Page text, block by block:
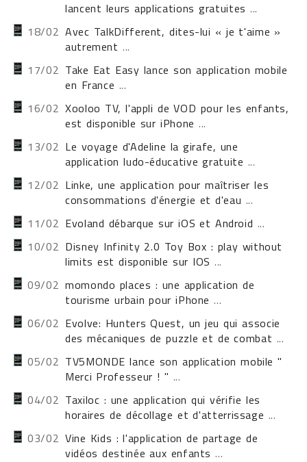
lancent leurs applications gratuites ...
18/02 Avec TalkDifferent, dites-lui « je t'aime »
autrement ...
17/02 Take Eat Easy lance son application mobile
en France ...
16/02 Xooloo TV, l'appli de VOD pour les enfants,
est disponible sur iPhone...
13/02 Le voyage d'Adeline la girafe, une
application ludo-éducative gratuite ...
12/02 Linke, une application pour maîtriser les
consommations d'énergie et d'eau ...
11/02 Evoland débarque sur iOS et Android ...
10/02 Disney Infinity 2.0 Toy Box : play without
limits est disponible sur IOS ...
09/02 momondo places : une application de
tourisme urbain pour iPhone ...
06/02 Evolve: Hunters Quest, un jeu qui associe
des mécaniques de puzzle et de combat ...
05/02 TV5MONDE lance son application mobile "
Merci Professeur ! " ...
04/02 Taxiloc : une application qui vérifie les
horaires de décollage et d'atterrissage ...
03/02 Vine Kids : l'application de partage de
vidéos destinée aux enfants ...